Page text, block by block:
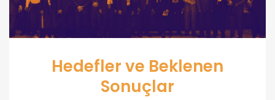
Hedefler ve Beklenen
Sonuçlar